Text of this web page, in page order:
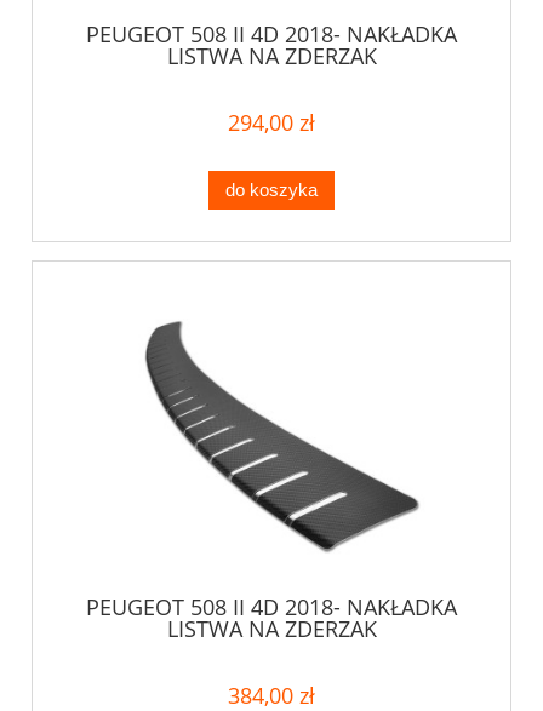
PEUGEOT 508 II 4D 2018- NAKŁADKA
LISTWA NA ZDERZAK
294,00 zł
do koszyka
PEUGEOT 508 II 4D 2018- NAKŁADKA
LISTWA NA ZDERZAK
384,00 zł